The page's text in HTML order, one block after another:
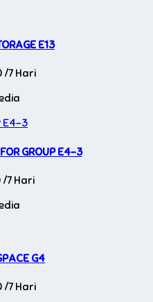
E13
/7 Hari
GROUP E4-3
/7 Hari
G4
/7 Hari